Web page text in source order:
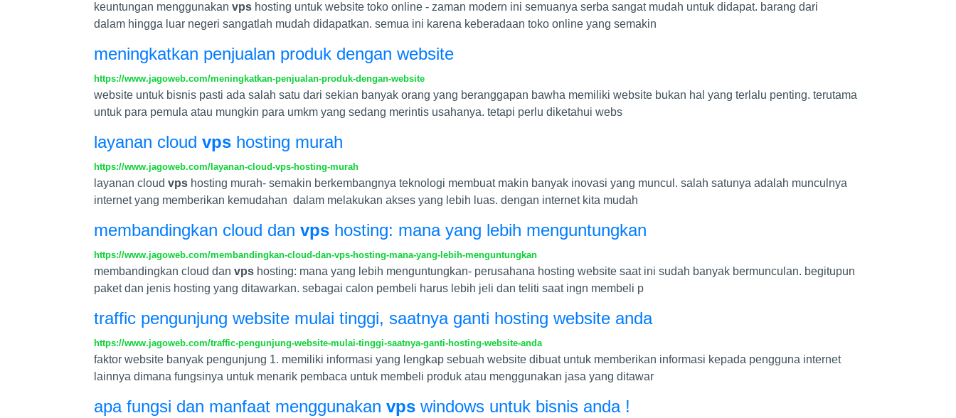
keuntungan menggunakan vps hosting untuk website toko online - zaman modern ini semuanya serba sangat mudah untuk didapat. barang dari
dalam hingga luar negeri sangatlah mudah didapatkan. semua ini karena keberadaan toko online yang semakin
meningkatkan penjualan produk dengan website
https://www.jagoweb.com/meningkatkan-penjualan-produk-dengan-website
website untuk bisnis pasti ada salah satu dari sekian banyak orang yang beranggapan bawha memiliki website bukan hal yang terlalu penting. terutama
untuk para pemula atau mungkin para umkm yang sedang merintis usahanya. tetapi perlu diketahui webs
layanan cloud vps hosting murah
https://www.jagoweb.com/layanan-cloud-vps-hosting-murah
layanan cloud vps hosting murah- semakin berkembangnya teknologi membuat makin banyak inovasi yang muncul. salah satunya adalah munculnya
internet yang memberikan kemudahan dalam melakukan akses yang lebih luas. dengan internet kita mudah
membandingkan cloud dan vps hosting: mana yang lebih menguntungkan
https://www.jagoweb.com/membandingkan-cloud-dan-vps-hosting-mana-yang-lebih-menguntungkan
membandingkan cloud dan vps hosting: mana yang lebih menguntungkan- perusahana hosting website saat ini sudah banyak bermunculan. begitupun
paket dan jenis hosting yang ditawarkan. sebagai calon pembeli harus lebih jeli dan teliti saat ingn membeli p
traffic pengunjung website mulai tinggi, saatnya ganti hosting website anda
https://www.jagoweb.com/traffic-pengunjung-website-mulai-tinggi-saatnya-ganti-hosting-website-anda
faktor website banyak pengunjung 1. memiliki informasi yang lengkap sebuah website dibuat untuk memberikan informasi kepada pengguna internet
lainnya dimana fungsinya untuk menarik pembaca untuk membeli produk atau menggunakan jasa yang ditawar
apa fungsi dan manfaat menggunakan vps windows untuk bisnis anda !